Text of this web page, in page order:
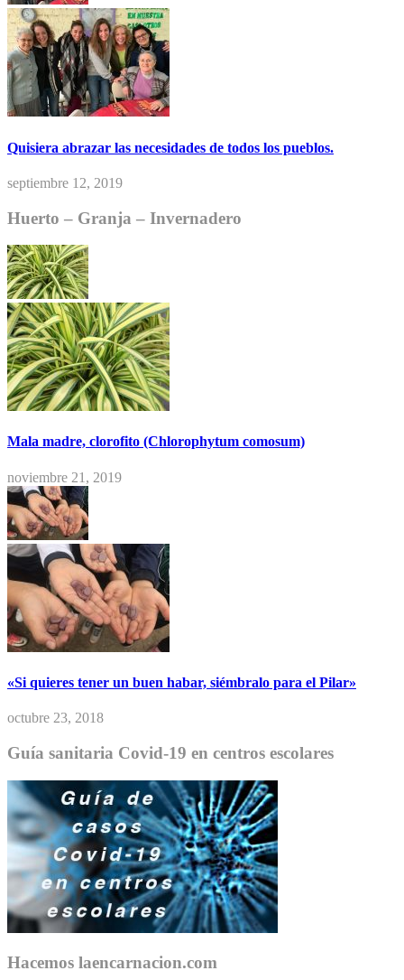
Quisiera abrazar las necesidades de todos los pueblos.
septiembre 12, 2019
Huerto – Granja – Invernadero
Mala madre, clorofito (Chlorophytum comosum)
noviembre 21, 2019
«Si quieres tener un buen habar, siémbralo para el Pilar»
octubre 23, 2018
Guía sanitaria Covid-19 en centros escolares
Hacemos laencarnacion.com